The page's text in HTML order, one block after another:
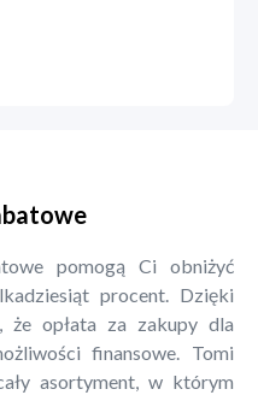
pomogą Ci obniżyć
procent. Dzięki
że opłata za zakupy dla
finansowe. Tomi
asortyment, w którym